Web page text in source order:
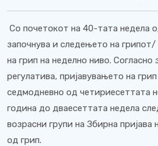
Со почетокот на 40-тата недела
започнува и следењето на
на грип на неделно ниво. Согласно
регулатива, пријавувањето на
седмодневно од четириесеттата
година до дваесеттата недела
возрасни групи на Збирна
од грип.